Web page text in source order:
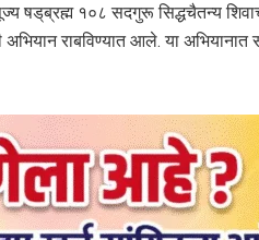
षड्‌ब्रह्म १०८ सदगुरू सिद्धचैतन्य
अभियान राबविण्यात आले. या